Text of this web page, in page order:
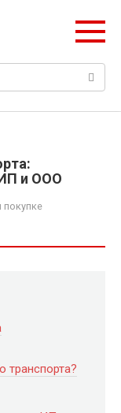
и ООО
покупке
транспорта?